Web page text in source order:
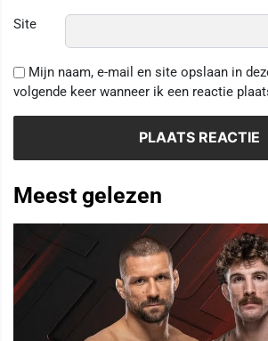
Site
Mijn naam, e-mail en site opslaan in
volgende keer wanneer ik een reactie
Meest gelezen